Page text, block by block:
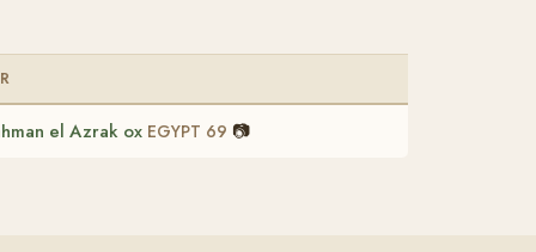
el Azrak ox EGYPT 69 📷